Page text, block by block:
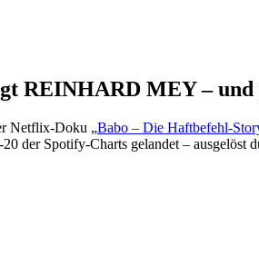
REINHARD MEY – und
Netflix-Doku „Babo – Die Haftbefehl-
der Spotify-Charts gelandet –